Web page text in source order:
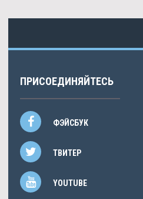
ПРИСОЕДИНЯЙТЕСЬ
ФЭЙСБУК
ТВИТЕР
YOUTUBE